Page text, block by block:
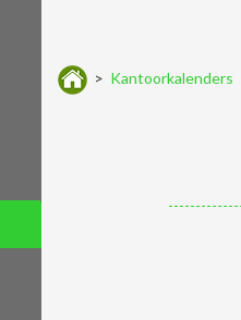
> Kantoorkalenders